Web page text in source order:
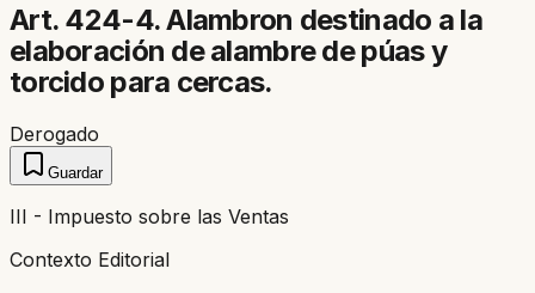
Art. 424-4. Alambron destinado a la
elaboración de alambre de púas y
torcido para cercas.
Derogado
Guardar
III - Impuesto sobre las Ventas
Contexto Editorial